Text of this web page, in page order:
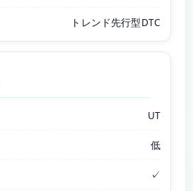
トレンド先行型DTC
UT
低
✓